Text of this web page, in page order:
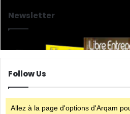
Newsletter
Follow Us
Allez à la page d'options d'Arqam